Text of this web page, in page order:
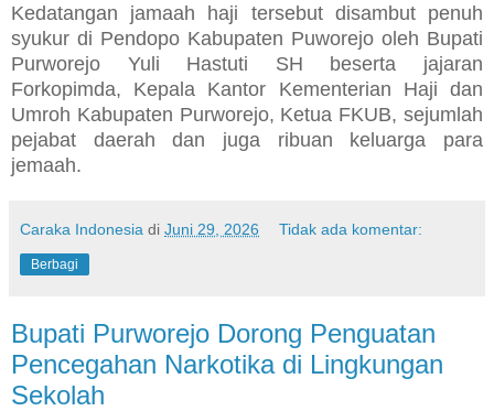
Kedatangan jamaah haji tersebut disambut penuh
syukur di Pendopo Kabupaten Puworejo oleh Bupati
Purworejo Yuli Hastuti SH beserta jajaran
Forkopimda, Kepala Kantor Kementerian Haji dan
Umroh Kabupaten Purworejo, Ketua FKUB, sejumlah
pejabat daerah dan juga ribuan keluarga para
jemaah.
Caraka Indonesia di Juni 29, 2026 Tidak ada komentar:
Berbagi
Bupati Purworejo Dorong Penguatan
Pencegahan Narkotika di Lingkungan
Sekolah